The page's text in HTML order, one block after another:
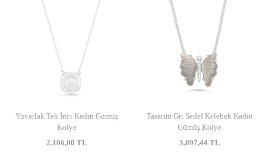
Yuvarlak Tek İnci Kadın Gümüş
Kolye
2.106,00 TL
Tasarım Gri Sedef Kelebek Kadın
Gümüş Kolye
3.097,44TL